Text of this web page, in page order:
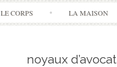
LE CORPS LA MAISON
noyaux d’avocat